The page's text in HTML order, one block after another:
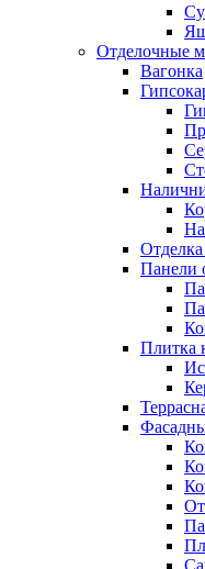
Отделочные
Вагонка
Панели
Плитка